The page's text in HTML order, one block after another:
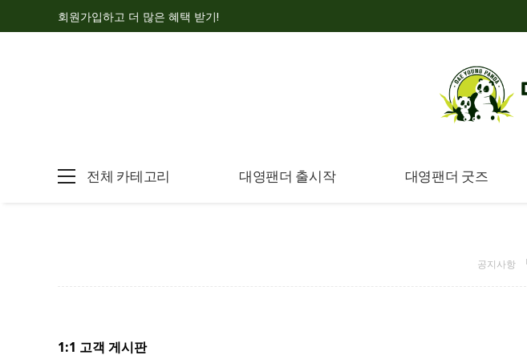
회원가입하고 더 많은 혜택 받기!
전체 카테고리 대영팬더 출시작 대영팬더 굿즈
공지사항
1:1 고객 게시판